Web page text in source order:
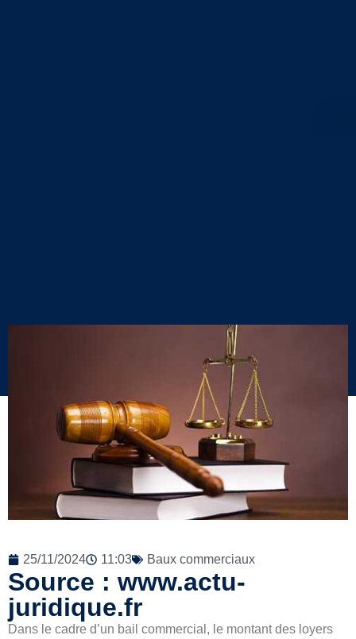
25/11/2024 11:03 Baux commerciaux
Source : www.actu-
juridique.fr
Dans le cadre d’un bail commercial, le montant des loyers